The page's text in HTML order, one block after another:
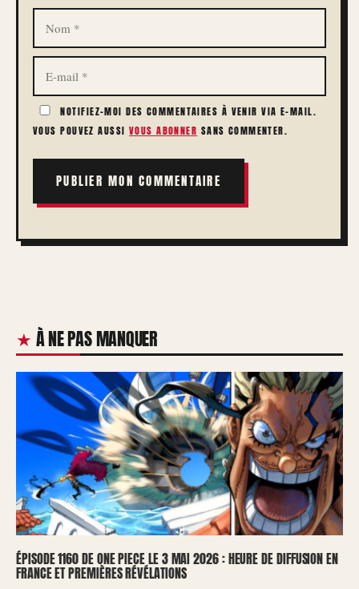
NOM
E-
MAIL
NOTIFIEZ-MOI DES COMMENTAIRES À VENIR VIA E-MAIL.
VOUS POUVEZ AUSSI VOUS ABONNER SANS COMMENTER.
À NE PAS MANQUER
ÉPISODE 1160 DE ONE PIECE LE 3 MAI 2026 : HEURE DE DIFFUSION EN
FRANCE ET PREMIÈRES RÉVÉLATIONS